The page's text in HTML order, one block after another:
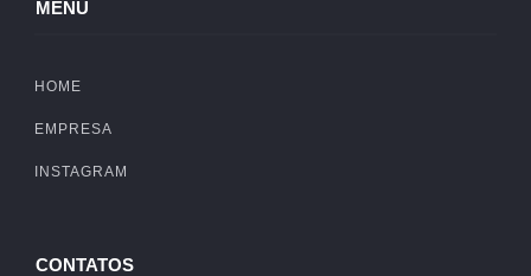
MENU
HOME
EMPRESA
INSTAGRAM
CONTATOS